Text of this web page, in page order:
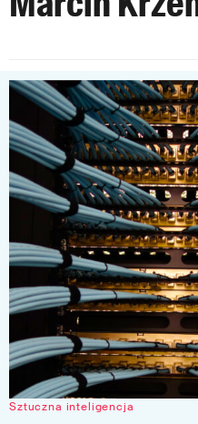
Sztuczna inteligencja